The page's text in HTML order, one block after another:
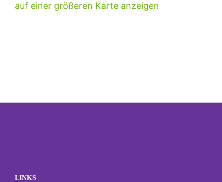
auf einer größeren Karte anzeigen
LINKS